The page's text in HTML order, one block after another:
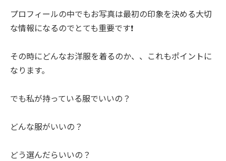
プロフィールの中でもお写真は最初の印象を決める大切
な情報になるのでとても重要です❗️
その時にどんなお洋服を着るのか、、これもポイントに
なります。
でも私が持っている服でいいの？
どんな服がいいの？
どう選んだらいいの？